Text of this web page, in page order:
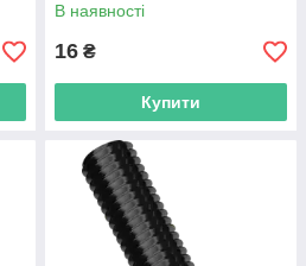
В наявності
16 ₴
Купити